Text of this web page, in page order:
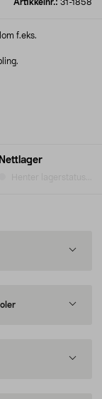
Artikkelnr.: 31-1858
Nettlager
f.eks.